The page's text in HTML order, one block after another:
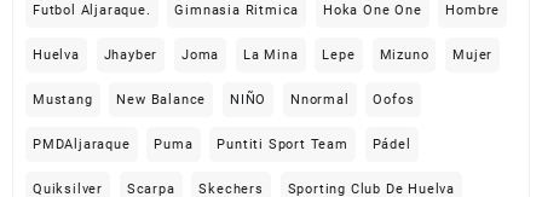
Futbol Aljaraque. Gimnasia Ritmica Hoka One One Hombre
Huelva Jhayber Joma La Mina Lepe Mizuno Mujer
Mustang New Balance NIÑO Nnormal Oofos
PMDAljaraque Puma Puntiti Sport Team Pádel
Quiksilver Scarpa Skechers Sporting Club De Huelva